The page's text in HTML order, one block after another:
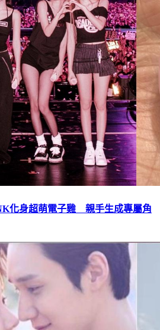
化身超萌電子雞 親手生成專屬角